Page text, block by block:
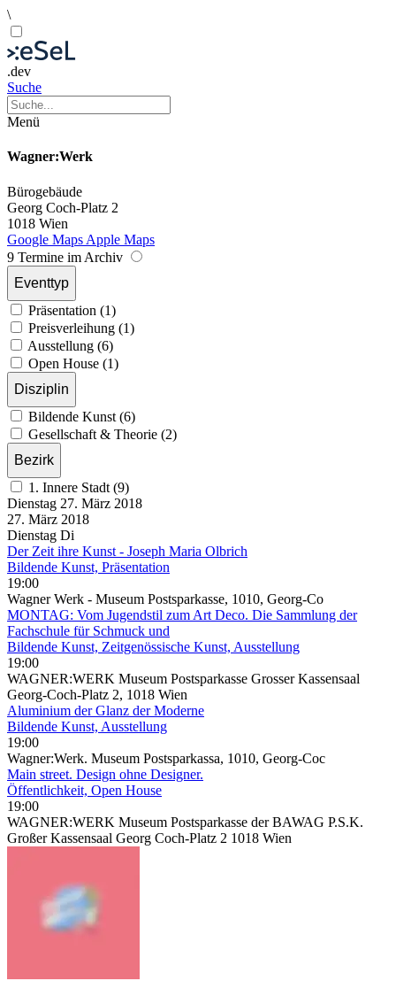
\
.dev
Suche
Menü
Wagner:Werk
Bürogebäude
Georg Coch-Platz 2
1018 Wien
Google Maps Apple Maps
9 Termine im Archiv
Eventtyp
Präsentation (1)
Preisverleihung (1)
Ausstellung (6)
Open House (1)
Disziplin
Bildende Kunst (6)
Gesellschaft & Theorie (2)
Bezirk
1. Innere Stadt (9)
Dienstag 27. März 2018
27. März 2018
Dienstag Di
Der Zeit ihre Kunst - Joseph Maria Olbrich
Bildende Kunst, Präsentation
19:00
Wagner Werk - Museum Postsparkasse, 1010, Georg-Co
MONTAG: Vom Jugendstil zum Art Deco. Die Sammlung der
Fachschule für Schmuck und
Bildende Kunst, Zeitgenössische Kunst, Ausstellung
19:00
WAGNER:WERK Museum Postsparkasse Grosser Kassensaal
Georg-Coch-Platz 2, 1018 Wien
Aluminium der Glanz der Moderne
Bildende Kunst, Ausstellung
19:00
Wagner:Werk. Museum Postsparkassa, 1010, Georg-Coc
Main street. Design ohne Designer.
Öffentlichkeit, Open House
19:00
WAGNER:WERK Museum Postsparkasse der BAWAG P.S.K.
Großer Kassensaal Georg Coch-Platz 2 1018 Wien